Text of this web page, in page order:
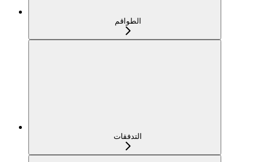
الطواقم
التدفقات